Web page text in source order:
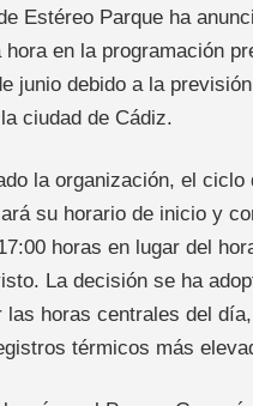
Estéreo Parque ha
en la programación
junio debido a la
ciudad de Cádiz.
la organización, el ciclo
su horario de inicio y
horas en lugar del
La decisión se ha
las horas centrales del
térmicos más